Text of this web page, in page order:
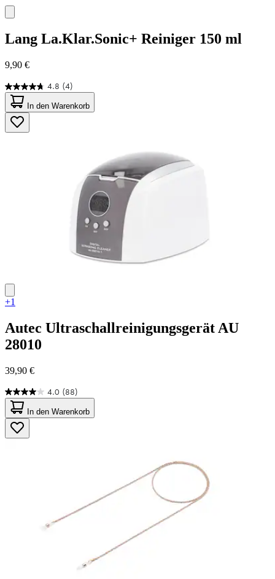
Lang La.Klar.Sonic+ Reiniger 150 ml
9,90 €
4.8 (4)
4.8
von
5
Sternen.
4
In den Warenkorb
+1
Autec Ultraschallreinigungsgerät AU
28010
39,90 €
4.0 (88)
4.0
von
5
Sternen.
88
In den Warenkorb